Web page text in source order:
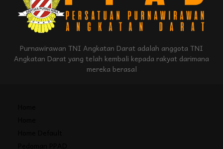
Purnawirawan TNI Angkatan Darat adalah anggota TNI
Angkatan Darat yang telah kembali kepada rakyat darimana
mereka berasal